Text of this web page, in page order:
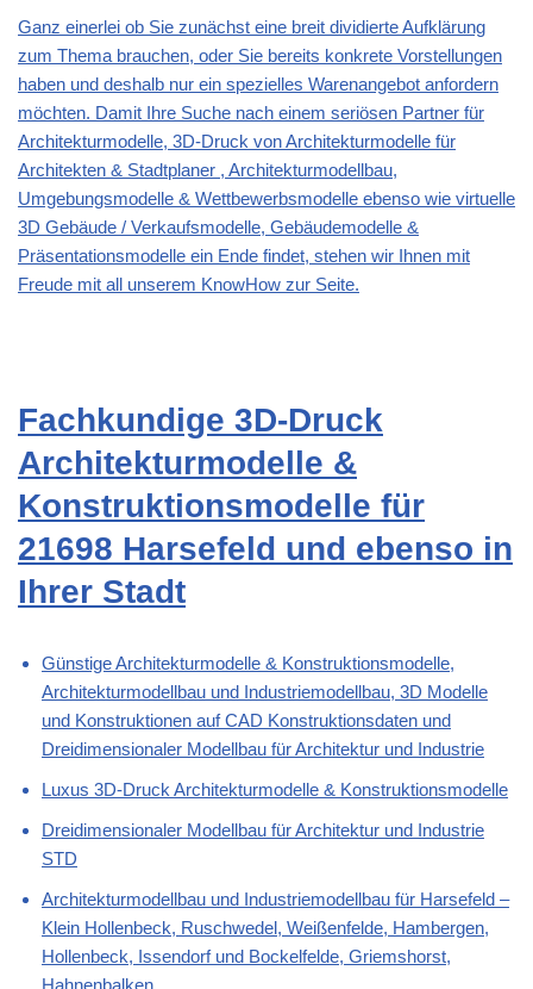
Ganz einerlei ob Sie zunächst eine breit dividierte Aufklärung
zum Thema brauchen, oder Sie bereits konkrete Vorstellungen
haben und deshalb nur ein spezielles Warenangebot anfordern
möchten. Damit Ihre Suche nach einem seriösen Partner für
Architekturmodelle, 3D-Druck von Architekturmodelle für
Architekten & Stadtplaner , Architekturmodellbau,
Umgebungsmodelle & Wettbewerbsmodelle ebenso wie virtuelle
3D Gebäude / Verkaufsmodelle, Gebäudemodelle &
Präsentationsmodelle ein Ende findet, stehen wir Ihnen mit
Freude mit all unserem KnowHow zur Seite.
Fachkundige 3D-Druck
Architekturmodelle &
Konstruktionsmodelle für
21698 Harsefeld und ebenso in
Ihrer Stadt
Günstige Architekturmodelle & Konstruktionsmodelle,
Architekturmodellbau und Industriemodellbau, 3D Modelle
und Konstruktionen auf CAD Konstruktionsdaten und
Dreidimensionaler Modellbau für Architektur und Industrie
Luxus 3D-Druck Architekturmodelle & Konstruktionsmodelle
Dreidimensionaler Modellbau für Architektur und Industrie
STD
Architekturmodellbau und Industriemodellbau für Harsefeld –
Klein Hollenbeck, Ruschwedel, Weißenfelde, Hambergen,
Hollenbeck, Issendorf und Bockelfelde, Griemshorst,
Hahnenbalken